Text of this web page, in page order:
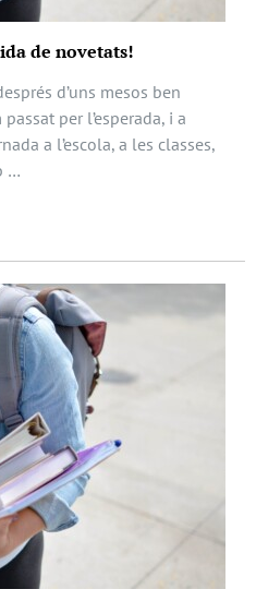
de novetats!
d’uns mesos ben
per l’esperada, i a
a l’escola, a les classes,
…